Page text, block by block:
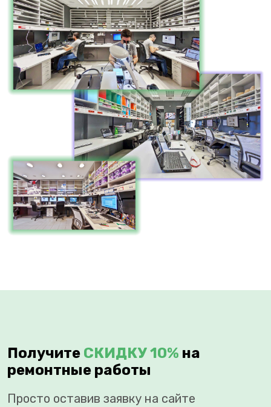
Получите СКИДКУ 10% на
ремонтные работы
Просто оставив заявку на сайте